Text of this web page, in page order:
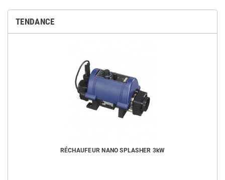
TENDANCE
RÉCHAUFEUR NANO SPLASHER 3kW